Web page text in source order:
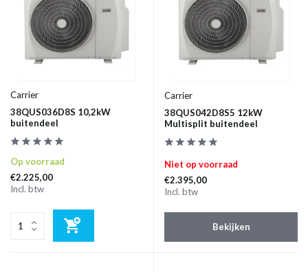
Carrier
38QUS036D8S 10,2kW
buitendeel
Op voorraad
€2.225,00
Incl. btw
Carrier
38QUS042D8S5 12kW
Multisplit buitendeel
Niet op voorraad
€2.395,00
Incl. btw
Bekijken